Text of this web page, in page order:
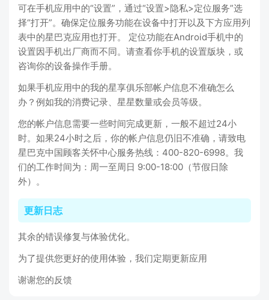
可在手机应用中的“设置”，通过“设置>隐私>定位服务”选
择“打开”。确保定位服务功能在设备中打开以及下方应用列
表中的星巴克应用也打开。 定位功能在Android手机中的
设置因手机出厂商而不同。请查看你手机的设置版块，或
咨询你的设备操作手册。
如果手机应用中的我的星享俱乐部帐户信息不准确怎么
办？例如我的消费记录、星星数量或会员等级。
您的帐户信息需要一些时间完成更新，一般不超过24小
时。如果24小时之后，你的帐户信息仍旧不准确，请致电
星巴克中国顾客关怀中心服务热线：400-820-6998。我
们的工作时间为：周一至周日 9:00-18:00（节假日除
外）。
更新日志
其余的错误修复与体验优化。
为了提供您更好的使用体验，我们定期更新应用
谢谢您的反馈